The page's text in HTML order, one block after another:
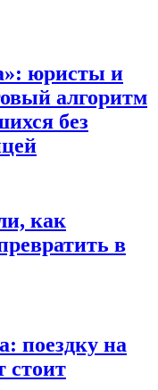
юристы и
алгоритм
без
как
в
поездку на
стоит